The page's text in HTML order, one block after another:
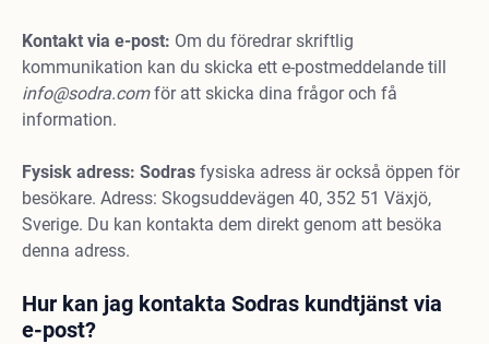
Kontakt via e-post: Om du föredrar skriftlig
kommunikation kan du skicka ett e-postmeddelande till
info@sodra.comför att skicka dina frågor och få
information.
Fysisk adress: Sodras fysiska adress är också öppen för
besökare. Adress: Skogsuddevägen 40, 352 51 Växjö,
Sverige. Du kan kontakta dem direkt genom att besöka
denna adress.
Hur kan jag kontakta Sodras kundtjänst via
e-post?